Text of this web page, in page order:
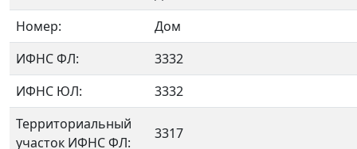
Номер:
Дом
ИФНС ФЛ:
3332
ИФНС ЮЛ:
3332
Территориальный
участок ИФНС ФЛ:
3317